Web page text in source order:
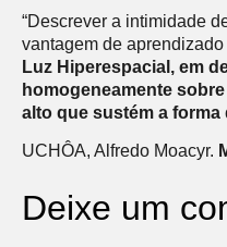
“Descrever a intimidade
vantagem de
Luz Hiperespacial, em
homogeneamente
alto que sustém a
UCHÔA, Alfredo Moacyr.
Deixe um